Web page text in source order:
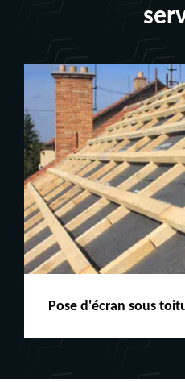
Peinture boiserie LE